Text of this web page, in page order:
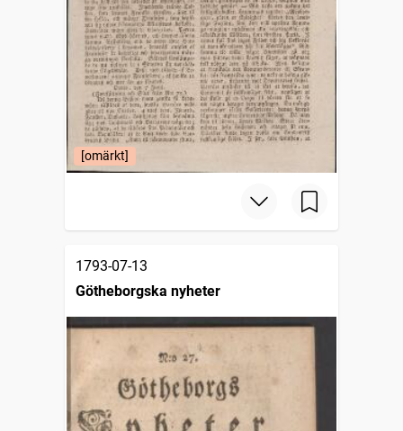
[omärkt]
1793-07-13
Götheborgska nyheter